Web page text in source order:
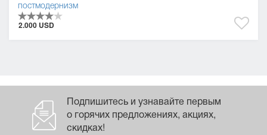
постмодернизм
2.000 USD
Подпишитесь и узнавайте первым
о горячих предложениях, акциях,
скидках!